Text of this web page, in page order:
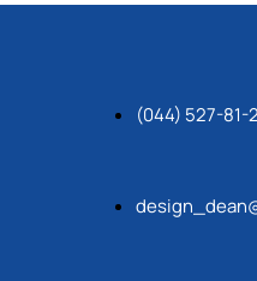
(044) 527-81-